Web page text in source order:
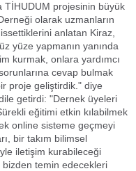
TİHUDUM projesinin büyük
olarak uzmanların
anlatan Kiraz,
yüze yapmanın yanında
kurmak, onlara yardımcı
cevap bulmak
proje geliştirdik." diye
getirdi: "Dernek üyeleri
eğitimi etkin kılabilmek
online sisteme geçmeyi
bir takım bilimsel
iletişim kurabileceği
temin edecekleri